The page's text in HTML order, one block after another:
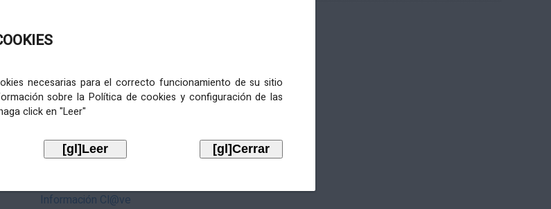
necesarias para el correcto funcionamiento de su sitio
sobre la Política de cookies y configuración de las
click en "Leer"
no logotipo
Información Cl@ve